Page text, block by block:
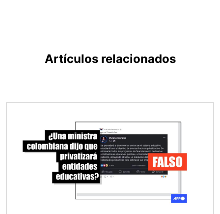
Artículos relacionados